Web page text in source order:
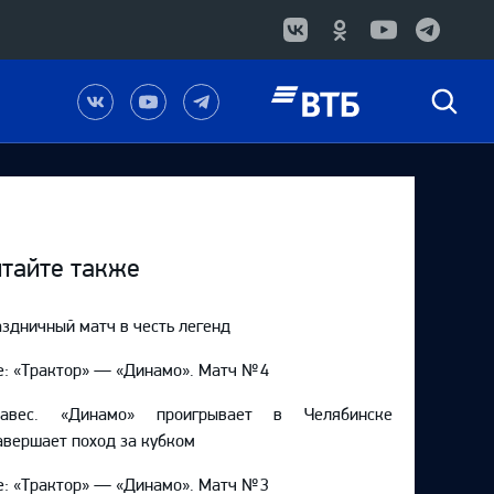
Наша
группа
в
Вконтакте
Наш
канал
на
YouTube
Наш
канал
в
Telegram
Быстрый
также
матч в честь легенд
«Трактор» — «Динамо». Матч № 4
«Динамо» проигрывает в Челябинске
поход за кубком
«Трактор» — «Динамо». Матч № 3